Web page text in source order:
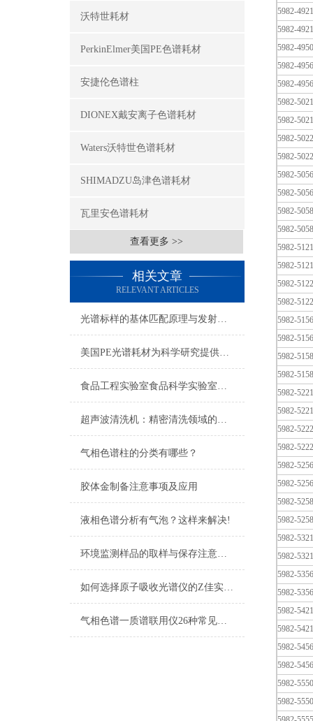
沃特世耗材
PerkinElmer美国PE色谱耗材
安捷伦色谱柱
DIONEX戴安离子色谱耗材
Waters沃特世色谱耗材
SHIMADZU岛津色谱耗材
瓦里安色谱耗材
查看更多 >>
相关文章
RELEVANT ARTICLES
光谱标样的基体匹配原理与发射吸收定量校准应用
美国PE光谱耗材为科学研究提供有效的支持
食品工程实验室食品科学实验室仪器配置清单
超声波清洗机：精密清洗领域的静音能手
气相色谱柱的分类有哪些？
胶体金制备注意事项及应用
液相色谱分析有气泡？这样来解决!
环境监测样品的取样与保存注意事项（一）
如何选择原子吸收光谱仪的Z佳实验条件？
气相色谱一质谱联用仪26种常见故障的排除方法
5982-4921
5982-
5982-4950
5982-4956
5982-
5982-5021
5982-
5982-5022
5982-
5982-5056
5982-
5982-5058
5982-
5982-5121
5982-
5982-5122
5982-
5982-5156
5982-
5982-5158
5982-
5982-5221
5982-
5982-5222
5982-
5982-5256
5982-
5982-5258
5982-
5982-5321
5982-
5982-5356
5982-
5982-5421
5982-
5982-5456
5982-
5982-5550
5982-